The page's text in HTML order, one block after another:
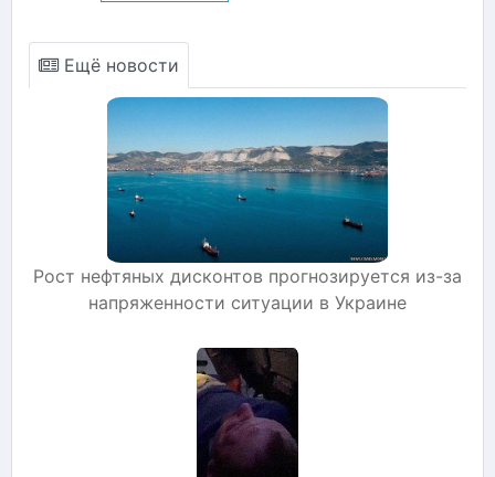
Ещё новости
Рост нефтяных дисконтов прогнозируется из-за
напряженности ситуации в Украине